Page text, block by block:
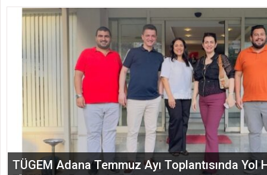
EĞİTİM-BİR-SEN ADANA ŞUBESİ’NDEN
VEFA VE DAYANIŞMA ÇIKARMASI